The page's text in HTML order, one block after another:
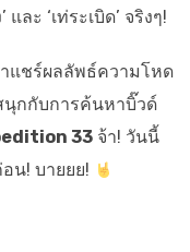
ละ ‘เท่ระเบิด’ จริงๆ!
าแชร์ผลลัพธ์ความโหด
นุกกับการค้นหาบิ๊วด์
33 จ้า! วันนี้
น! บายยย!